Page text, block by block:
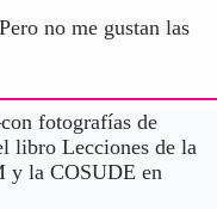
no me gustan las
fotografías de
libro Lecciones de la
y la COSUDE en